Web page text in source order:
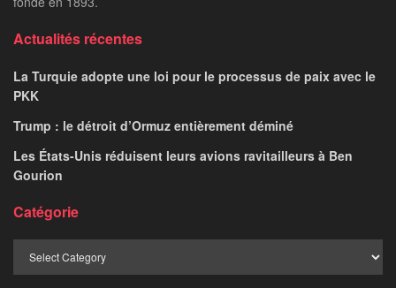
Caire et Kampala
renforcent leur
partenariat stratégique
par GHADA CHOUCRI May 13, 2026